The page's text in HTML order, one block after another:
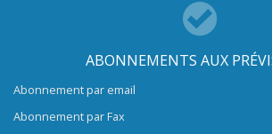
ABONNEMENTS AUX
Abonnement par email
Abonnement par Fax